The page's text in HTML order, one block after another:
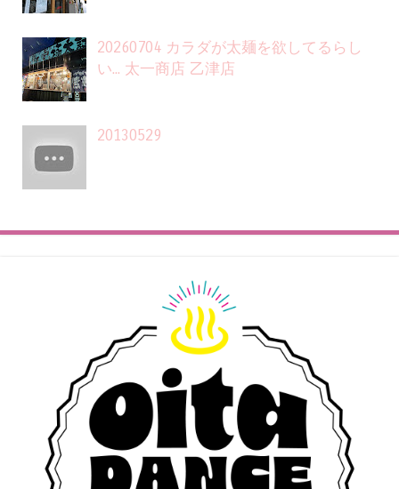
20260704 カラダが太麺を欲してるらし
い... 太一商店 乙津店
20130529